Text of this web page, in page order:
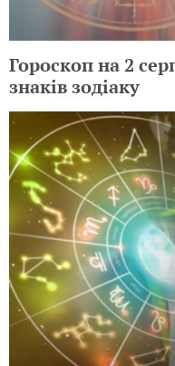
Гороскоп на 2
знаків зодіаку